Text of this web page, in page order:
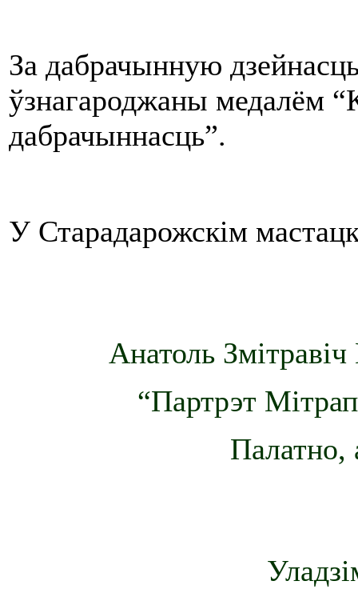
За дабрачынную
ўзнагароджаны медалём
дабрачыннасць”.
У Старадарожскім
Анатоль
“Партрэт
Палатно,